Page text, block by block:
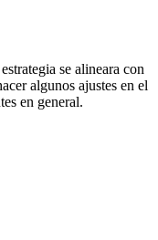
se alineara con
algunos ajustes en el
en general.